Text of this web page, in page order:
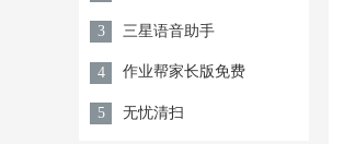
3 三星语音助手
4 作业帮家长版免费
5 无忧清扫